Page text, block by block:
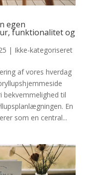
egen
funktionalitet og
| Ikke-kategoriseret
af vores hverdag
til
En
som en central...